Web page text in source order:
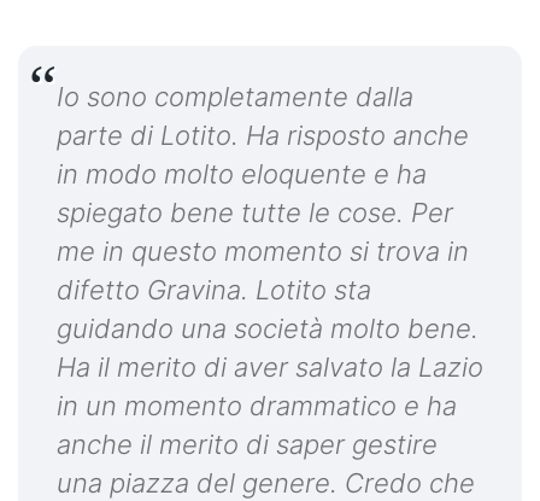
Io sono completamente dalla
parte di Lotito. Ha risposto anche
in modo molto eloquente e ha
spiegato bene tutte le cose. Per
me in questo momento si trova in
difetto Gravina. Lotito sta
guidando una società molto bene.
Ha il merito di aver salvato la Lazio
in un momento drammatico e ha
anche il merito di saper gestire
una piazza del genere. Credo che